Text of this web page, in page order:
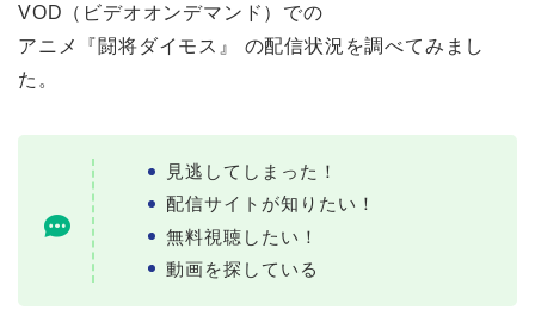
VOD（ビデオオンデマンド）での
アニメ『闘将ダイモス』 の配信状況を調べてみまし
た。
見逃してしまった！
配信サイトが知りたい！
無料視聴したい！
動画を探している